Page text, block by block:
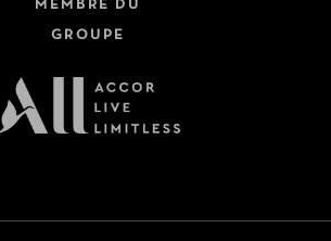
MEMBRE DU
GROUPE